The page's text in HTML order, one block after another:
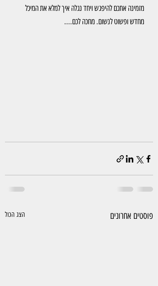
מזמינה אתכם להיפגש ויחד נגלה איך למלא את המיכל
מחדש ופשוט לנשום. מחכה לכם....
פוסטים אחרונים הצג הכול